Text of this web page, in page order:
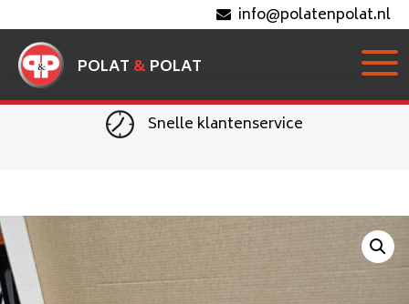
info@polatenpolat.nl
POLAT & POLAT
Snelle klantenservice